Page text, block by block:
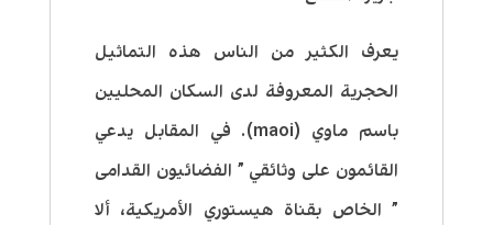
يعرف الكثير من الناس هذه التماثيل
الحجرية المعروفة لدى السكان المحليين
باسم ماوي (maoi). في المقابل يدعي
القائمون على وثائقي ” الفضائيون القدامى
” الخاص بقناة هيستوري الأمريكية، ألا